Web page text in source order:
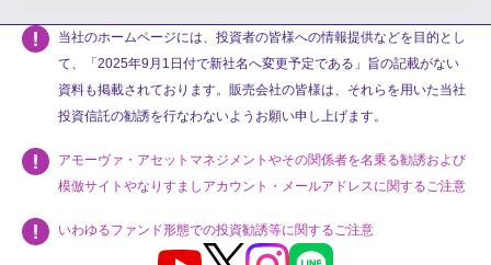
当社のホームページには、投資者の皆様への情報提供などを目的とし
て、「2025年9月1日付で新社名へ変更予定である」旨の記載がない
資料も掲載されております。販売会社の皆様は、それらを用いた当社
投資信託の勧誘を行なわないようお願い申し上げます。
アモーヴァ・アセットマネジメントやその関係者を名乗る勧誘および
模倣サイトやなりすましアカウント・メールアドレスに関するご注意
いわゆるファンド形態での投資勧誘等に関するご注意
Youtube X InstagramLINE